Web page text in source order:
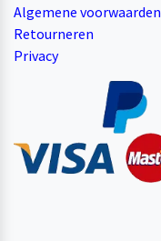
Algemene voorwaarden
Retourneren
Privacy